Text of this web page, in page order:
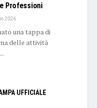
Professioni
2026
una tappa di
delle attività
UFFICIALE